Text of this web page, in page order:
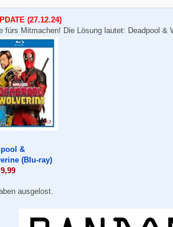
(27.12.24)
fürs Mitmachen! Die Lösung lautet: Deadpool &
&
(Blu-ray)
ausgelost.